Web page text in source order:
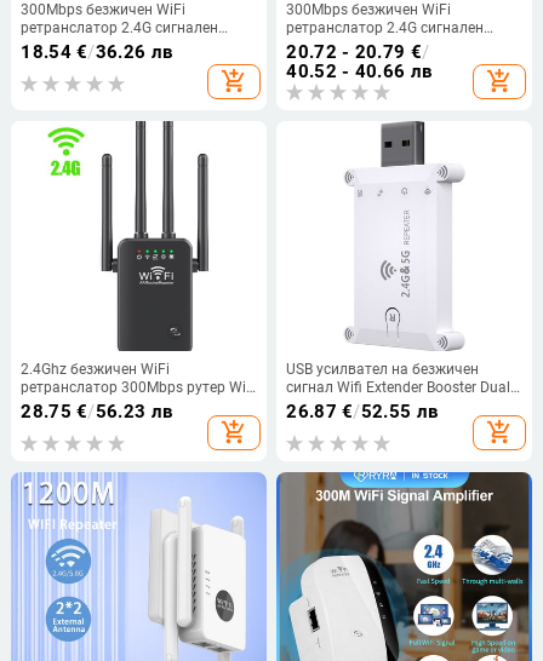
300Mbps безжичен WiFi
ретранслатор 2.4G сигнален
рутер 802.11N дълъг обхват
безжичен WiFi разширител
Усилвател WIFI Booster
18.54€/36.26 лв
add_shopping_cart
300Mbps безжичен WiFi
ретранслатор 2.4G сигнален
рутер 6 антена Мрежов
усилвател Ретранслатор WiFi
сигнално покритие Разширител
на обхвата WIFI Boo
20.72 - 20.79 €/
40.52 - 40.66 лв
add_shopping_cart
2.4Ghz безжичен WiFi
ретранслатор 300Mbps рутер Wifi
усилвател 2.4G Wifi удължител за
дълъг обхват 5G Wi-Fi сигнал
усилвател ретранслатор
28.75 €/56.23 лв
add_shopping_cart
USB усилвател на безжичен
сигнал Wifi Extender Booster Dual
Frequency 1200m USB захранване
2.4G/5G WiFi ретранслатор за
домашен офис
26.87 €/52.55 лв
add_shopping_cart